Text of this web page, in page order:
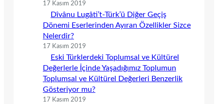
17 Kasım 2019
Dîvânu Lugâti’t-Türk’ü Diğer Geçiş
Dönemi Eserlerinden Ayıran Özellikler Sizce
Nelerdir?
17 Kasım 2019
Eski Türklerdeki Toplumsal ve Kültürel
Değerlerle İçinde Yaşadığımız Toplumun
Toplumsal ve Kültürel Değerleri Benzerlik
Gösteriyor mu?
17 Kasım 2019